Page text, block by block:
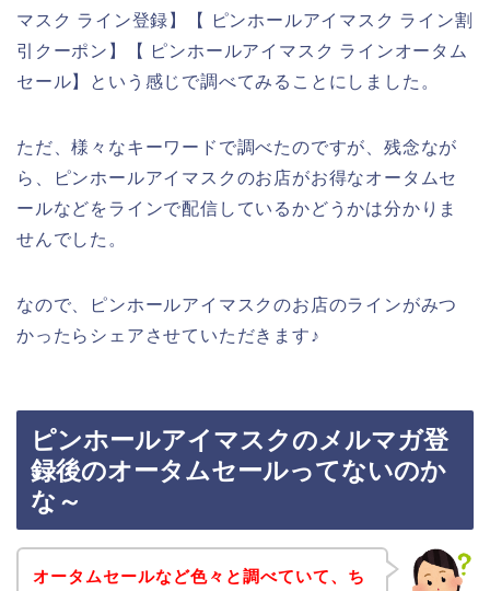
マスク ライン登録】【 ピンホールアイマスク ライン割
引クーポン】【 ピンホールアイマスク ラインオータム
セール】という感じで調べてみることにしました。
ただ、様々なキーワードで調べたのですが、残念なが
ら、ピンホールアイマスクのお店がお得なオータムセ
ールなどをラインで配信しているかどうかは分かりま
せんでした。
なので、ピンホールアイマスクのお店のラインがみつ
かったらシェアさせていただきます♪
ピンホールアイマスクのメルマガ登
録後のオータムセールってないのか
な～
オータムセールなど色々と調べていて、ち